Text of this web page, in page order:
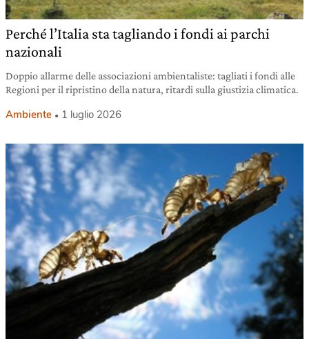
Perché l’Italia sta tagliando i fondi ai parchi
nazionali
Doppio allarme delle associazioni ambientaliste: tagliati i fondi alle
Regioni per il ripristino della natura, ritardi sulla giustizia climatica.
Ambiente 1 luglio 2026